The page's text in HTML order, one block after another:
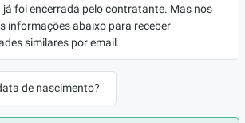
Civil
já foi encerrada pelo contratante. Mas nos
informações abaixo para receber
similares por email.
de nascimento?